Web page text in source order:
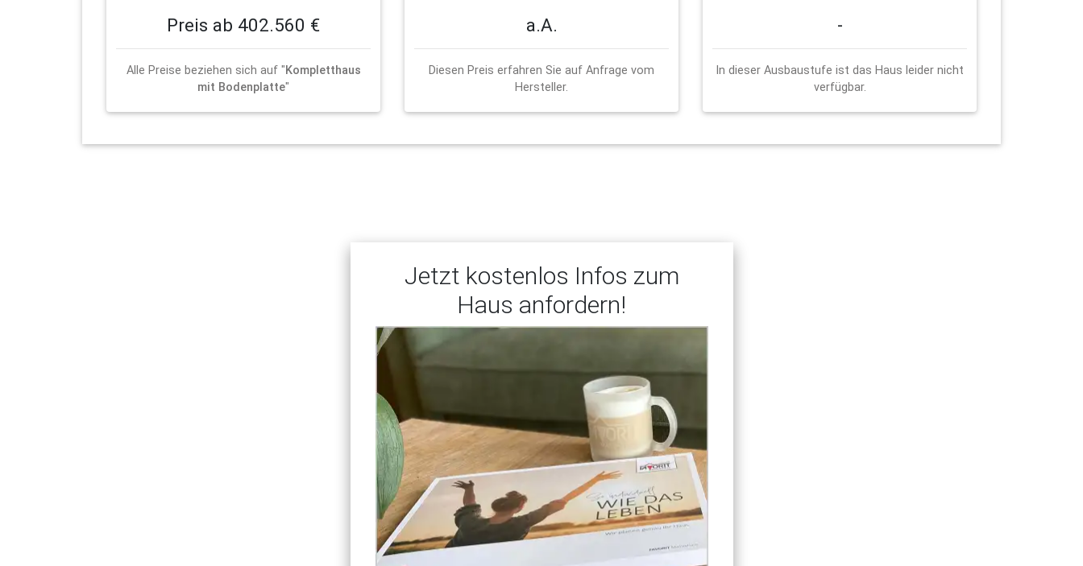
Preis ab 402.560 €
Alle Preise beziehen sich auf "Kompletthaus
mit Bodenplatte"
a.A.
Diesen Preis erfahren Sie auf Anfrage vom
Hersteller.
-
In dieser Ausbaustufe ist das Haus leider nicht
verfügbar.
Jetzt kostenlos Infos zum
Haus anfordern!